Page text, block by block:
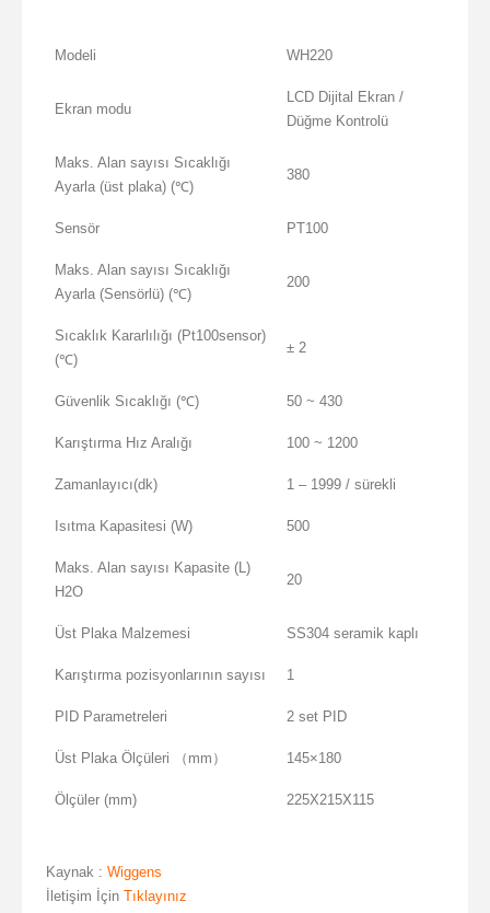
Modeli WH220
Ekran modu
LCD Dijital Ekran /
Düğme Kontrolü
Maks. Alan sayısı Sıcaklığı
Ayarla (üst plaka) (℃)
380
Sensör PT100
Maks. Alan sayısı Sıcaklığı
Ayarla (Sensörlü) (℃)
200
Sıcaklık Kararlılığı (Pt100sensor)
(℃)
± 2
Güvenlik Sıcaklığı (℃) 50 ~ 430
Karıştırma Hız Aralığı 100 ~ 1200
Zamanlayıcı(dk) 1 – 1999 / sürekli
Isıtma Kapasitesi (W) 500
Maks. Alan sayısı Kapasite (L)
H2O
20
Üst Plaka Malzemesi SS304 seramik kaplı
Karıştırma pozisyonlarının sayısı 1
PID Parametreleri 2 set PID
Üst Plaka Ölçüleri （mm） 145×180
Ölçüler (mm) 225X215X115
Kaynak : Wiggens
İletişim İçin Tıklayınız